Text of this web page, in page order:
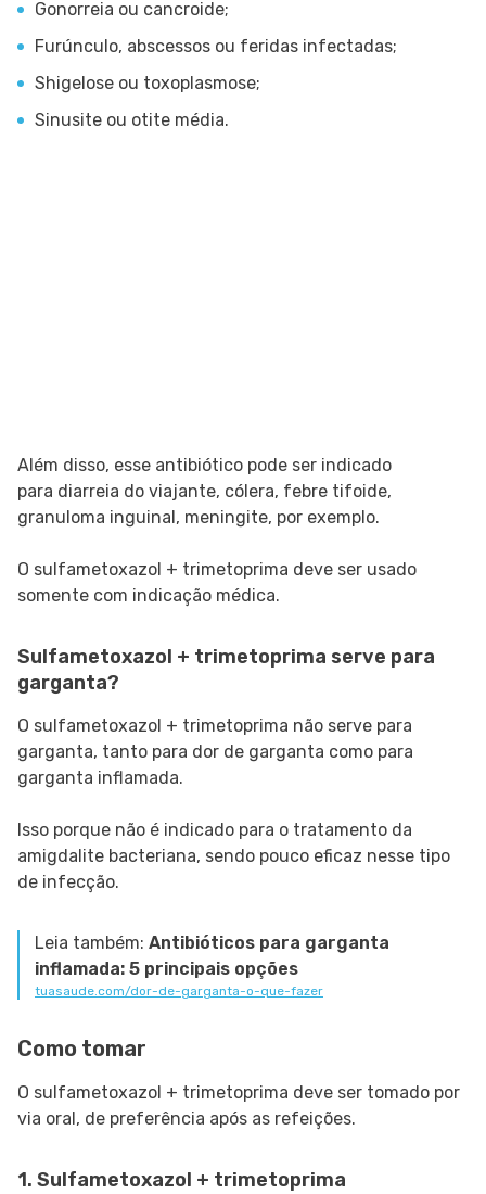
Gonorreia ou cancroide;
Furúnculo, abscessos ou feridas infectadas;
Shigelose ou toxoplasmose;
Sinusite ou otite média.
Além disso, esse antibiótico pode ser indicado
para diarreia do viajante, cólera, febre tifoide,
granuloma inguinal, meningite, por exemplo.
O sulfametoxazol + trimetoprima deve ser usado
somente com indicação médica.
Sulfametoxazol + trimetoprima serve para
garganta?
O sulfametoxazol + trimetoprima não serve para
garganta, tanto para dor de garganta como para
garganta inflamada.
Isso porque não é indicado para o tratamento da
amigdalite bacteriana, sendo pouco eficaz nesse tipo
de infecção.
Leia também: Antibióticos para garganta
inflamada: 5 principais opções
tuasaude.com/dor-de-garganta-o-que-fazer
Como tomar
O sulfametoxazol + trimetoprima deve ser tomado por
via oral, de preferência após as refeições.
1. Sulfametoxazol + trimetoprima